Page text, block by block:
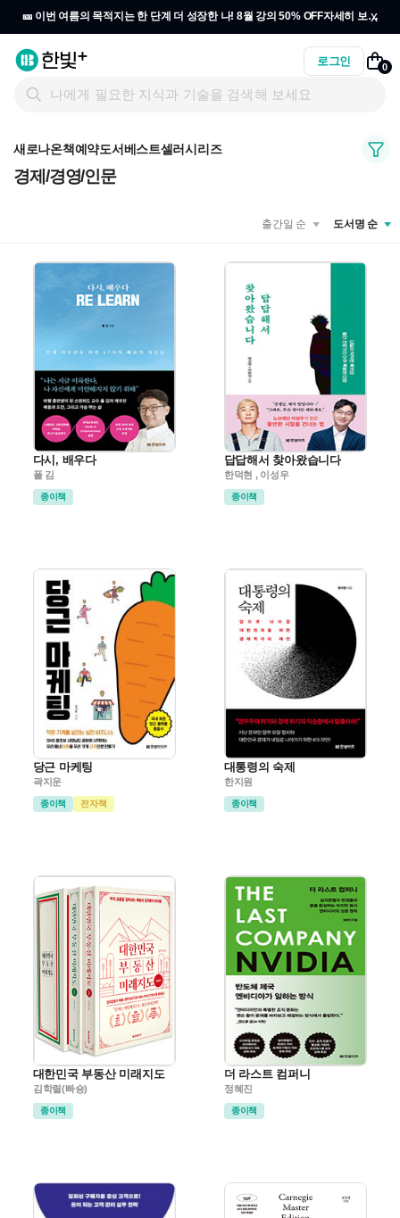
🎫 이번 여름의 목적지는 한 단계 더 성장한 나! 8월 강의 50% OFF자세히 보기
x
로그인 0
새로나온책예약도서베스트셀러시리즈
경제/경영/인문
도서명 순
출간일 순
다시, 배우다
폴 김
종이책
답답해서 찾아왔습니다
한덕현 , 이성우
종이책
당근 마케팅
곽지운
종이책 전자책
대통령의 숙제
한지원
종이책
대한민국 부동산 미래지도
김학렬(빠숑)
종이책
더 라스트 컴퍼니
정혜진
종이책